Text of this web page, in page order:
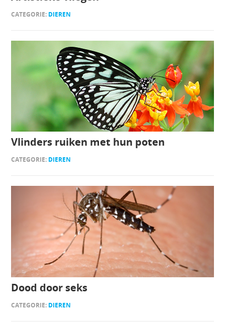
CATEGORIE: DIEREN
Vlinders ruiken met hun poten
CATEGORIE: DIEREN
Dood door seks
CATEGORIE: DIEREN